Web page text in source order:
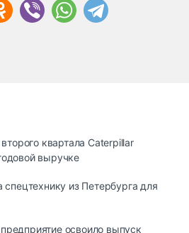
квартала Caterpillar
выручке
спецтехнику из Петербурга для
освоило выпуск